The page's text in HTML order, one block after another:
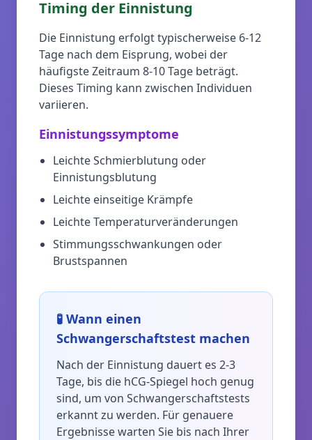
Timing der Einnistung
Die Einnistung erfolgt typischerweise 6-12
Tage nach dem Eisprung, wobei der
häufigste Zeitraum 8-10 Tage beträgt.
Dieses Timing kann zwischen Individuen
variieren.
Einnistungssymptome
Leichte Schmierblutung oder
Einnistungsblutung
Leichte einseitige Krämpfe
Leichte Temperaturveränderungen
Stimmungsschwankungen oder
Brustspannen
🧪 Wann einen
Schwangerschaftstest machen
Nach der Einnistung dauert es 2-3
Tage, bis die hCG-Spiegel hoch genug
sind, um von Schwangerschaftstests
erkannt zu werden. Für genauere
Ergebnisse warten Sie bis nach Ihrer